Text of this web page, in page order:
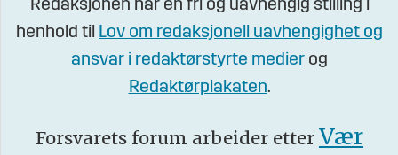
Redaksjonen har en fri og uavhengig stilling i
henhold til Lov om redaksjonell uavhengighet og
ansvar i redaktørstyrte medier og
Redaktørplakaten.
Forsvarets forum arbeider etter Vær